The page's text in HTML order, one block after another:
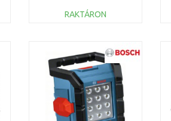
RAKTÁRON
Összehasonlítás